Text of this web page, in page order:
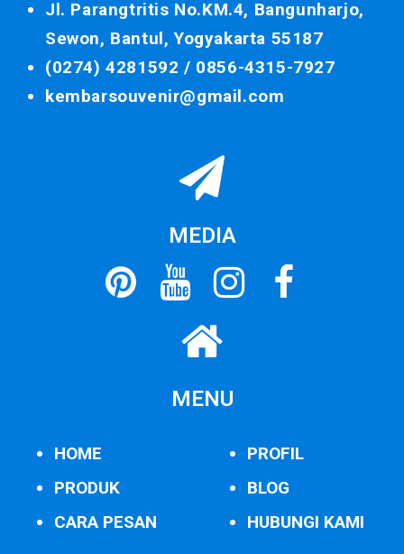
Jl. Parangtritis No.KM.4, Bangunharjo,
Sewon, Bantul, Yogyakarta 55187
(0274) 4281592 / 0856-4315-7927
kembarsouvenir@gmail.com
MEDIA
MENU
HOME
PRODUK
CARA PESAN
PROFIL
BLOG
HUBUNGI KAMI